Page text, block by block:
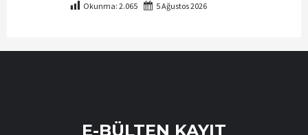
Okunma:2.065 5 Ağustos 2026
E-BÜLTEN KAYIT